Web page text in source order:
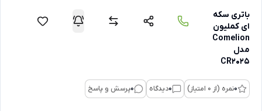
باتری سکه
ای کملیون
Comelion
مدل
CR2025
0نمره (از 0 امتیاز) 0دیدگاه 0پرسش و پاسخ